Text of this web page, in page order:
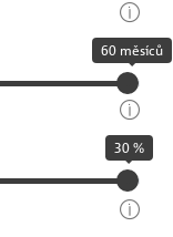
60 měsíců
30 %